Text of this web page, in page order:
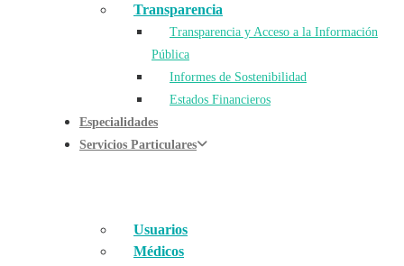
Transparencia
Transparencia y Acceso a la Información
Pública
Informes de Sostenibilidad
Estados Financieros
Especialidades
Servicios Particulares
Usuarios
Médicos